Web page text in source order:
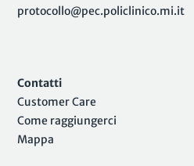
protocollo@pec.policlinico.mi.it
Contatti
Customer Care
Come raggiungerci
Mappa